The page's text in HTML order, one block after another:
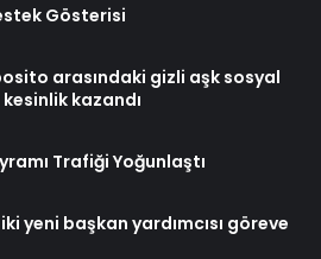
Gösterisi
arasındaki gizli aşk sosyal
kazandı
Trafiği Yoğunlaştı
yeni başkan yardımcısı göreve